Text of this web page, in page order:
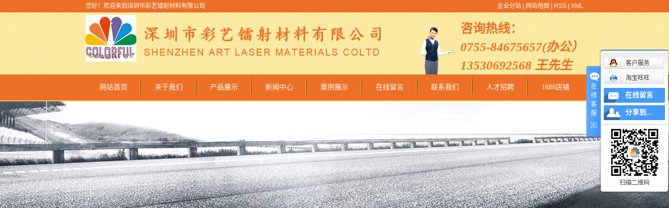
您好！欢迎来到深圳市彩艺镭射材料有限公司 企业分站 网站地图 RSS XML
咨询热线：
0755-84675657(办公）
13530692568 王先生
网站首页 关于我们
联系我们
产品展示
金银卡纸
金葱猫眼膜（纸）
介质镭射膜
透明镭射膜
新闻中心
技术知识
案例展示 在线留言 联系我们 人才招聘 1688店铺
在
线
客
服
客户服务
淘宝旺旺
在线留言
分享到...
扫描二维码